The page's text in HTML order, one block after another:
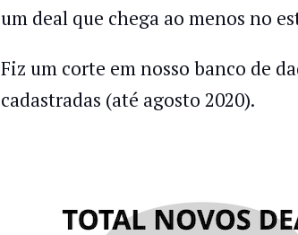
um deal que chega ao menos no
Fiz um corte em nosso banco de
cadastradas (até agosto 2020).